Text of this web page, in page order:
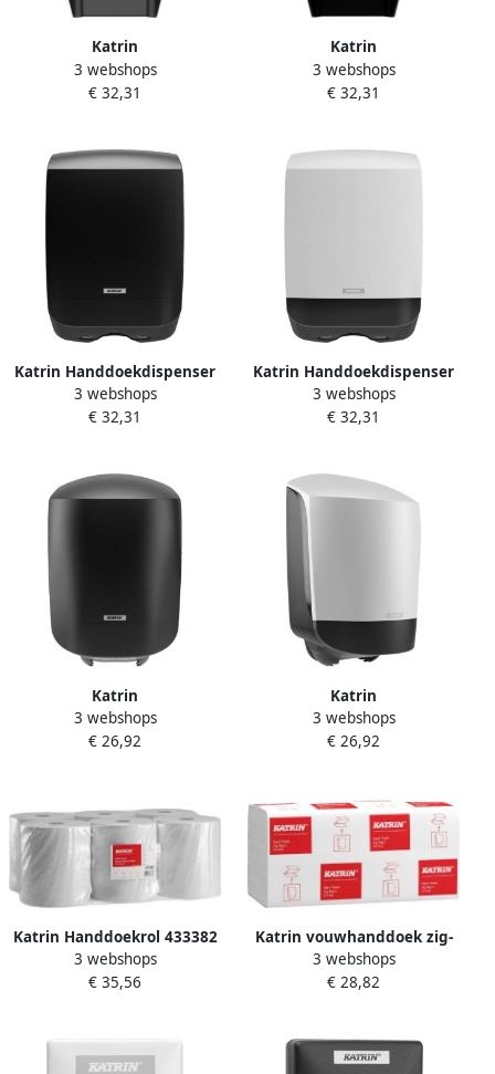
Katrin
Toiletpapierdispenser
systeemrol duo wit 77496
3 webshops
€ 32,31
Katrin
Toiletpapierdispenser
systeemrol duo zwart 77519
3 webshops
€ 32,31
Katrin Handdoekdispenser
medium zwart 77434
3 webshops
€ 32,31
Katrin Handdoekdispenser
medium wit 77410
3 webshops
€ 32,31
Katrin
Poetspapierdispenser
medium zwart 82254
3 webshops
€ 26,92
Katrin
Poetspapierdispenser
medium wit 82216
3 webshops
€ 26,92
Katrin Handdoekrol 433382
Centerfeed M 1laags
18cmx300m
3 webshops
€ 35,56
Katrin vouwhanddoek zig-
zg Classic 2laags afm 24
4x23 en 20x200vel
3 webshops
€ 28,82